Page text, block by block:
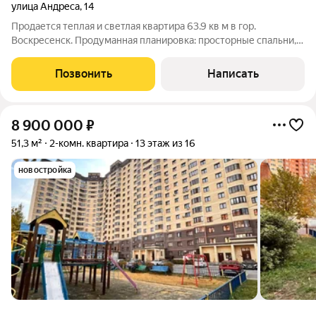
улица Андреса,14
Продается теплая и светлая квартира 63.9 кв м в гор.
Воскресенск. Продуманная планировка: просторные спальни,
всей квартире установлены пластиковые окна. В доме идёт
капитальный ремонт, в
Позвонить Написать
8 900 000 ₽
51,3 м² 2-комн. квартира 13 этаж из 16
новостройка